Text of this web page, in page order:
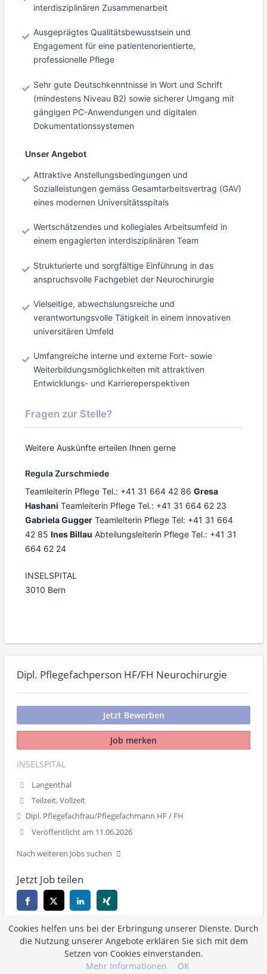
interdisziplinären Zusammenarbeit
Ausgeprägtes Qualitätsbewusstsein und
Engagement für eine patientenorientierte,
professionelle Pflege
Sehr gute Deutschkenntnisse in Wort und Schrift
(mindestens Niveau B2) sowie sicherer Umgang mit
gängigen PC-Anwendungen und digitalen
Dokumentationssystemen
Unser Angebot
Attraktive Anstellungsbedingungen und
Sozialleistungen gemäss Gesamtarbeitsvertrag (GAV)
eines modernen Universitätsspitals
Wertschätzendes und kollegiales Arbeitsumfeld in
einem engagierten interdisziplinären Team
Strukturierte und sorgfältige Einführung in das
anspruchsvolle Fachgebiet der Neurochirurgie
Vielseitige, abwechslungsreiche und
verantwortungsvolle Tätigkeit in einem innovativen
universitären Umfeld
Umfangreiche interne und externe Fort- sowie
Weiterbildungsmöglichkeiten mit attraktiven
Entwicklungs- und Karriereperspektiven
Fragen zur Stelle?
Weitere Auskünfte erteilen Ihnen gerne
Regula Zurschmiede
Teamleiterin Pflege Tel.: +41 31 664 42 86 Gresa
Hashani Teamleiterin Pflege Tel.: +41 31 664 62 23
Gabriela Gugger Teamleiterin Pflege Tel: +41 31 664
42 85 Ines Billau Abteilungsleiterin Pflege Tel.: +41 31
664 62 24
INSELSPITAL
3010 Bern
Jetzt Bewerben
Job merken
Dipl. Pflegefachperson HF/FH Neurochirurgie
Jetzt Bewerben
Job merken
INSELSPITAL
Langenthal
Teilzeit, Vollzeit
Dipl. Pflegefachfrau/Pflegefachmann HF / FH
Veröffentlicht am 11.06.2026
Nach weiteren Jobs suchen
Jetzt Job teilen
Zurück
Cookies helfen uns bei der Erbringung unserer Dienste. Durch
die Nutzung unserer Angebote erklären Sie sich mit dem
Setzen von Cookies einverstanden.
Mehr Informationen
OK